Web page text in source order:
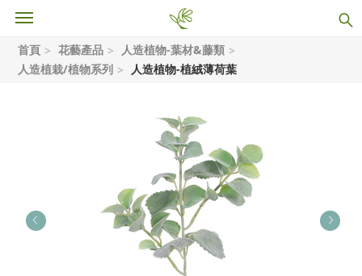
首頁 花藝產品
人造植物-葉材&藤類
人造植栽/植物系列
人造植物-植絨薄荷葉